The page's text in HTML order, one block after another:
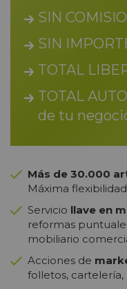
SIN
SIN
TOTAL
TOTAL
de tu
Más de 30.000
Máxima
Servicio llave en
reformas
mobiliario
Acciones de
folletos, cartelería,